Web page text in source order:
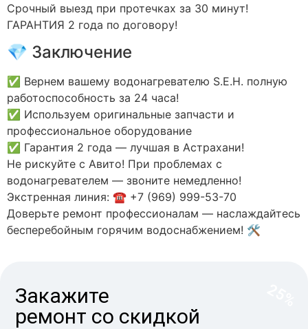
Срочный выезд при протечках за 30 минут!
ГАРАНТИЯ 2 года по договору!
💎 Заключение
✅ Вернем вашему водонагревателю S.E.H. полную
работоспособность за 24 часа!
✅ Используем оригинальные запчасти и
профессиональное оборудование
✅ Гарантия 2 года — лучшая в Астрахани!
Не рискуйте с Авито! При проблемах с
водонагревателем — звоните немедленно!
Экстренная линия: ☎️ +7 (969) 999-53-70
Доверьте ремонт профессионалам — наслаждайтесь
бесперебойным горячим водоснабжением! 🛠️
Закажите
ремонт со скидкой